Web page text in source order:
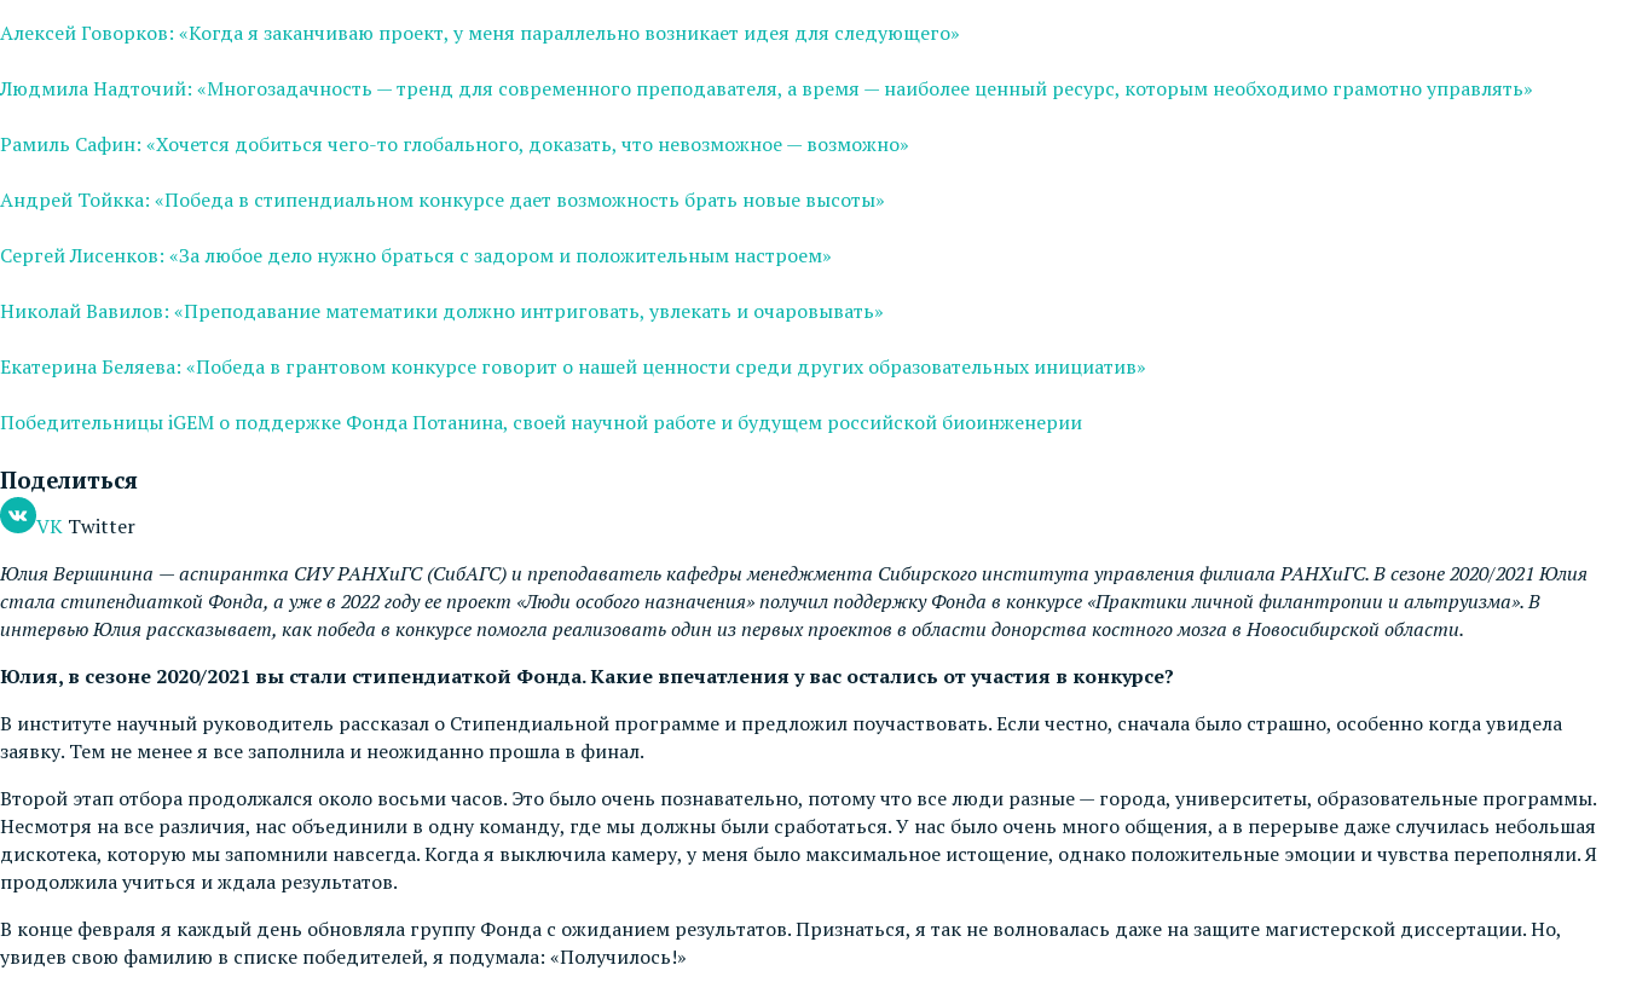
Алексей Говорков: «Когда я заканчиваю проект, у меня параллельно возникает идея для следующего»
Людмила Надточий: «Многозадачность — тренд для современного преподавателя, а время — наиболее ценный ресурс, которым необходимо грамотно управлять»
Рамиль Сафин: «Хочется добиться чего-то глобального, доказать, что невозможное — возможно»
Андрей Тойкка: «Победа в cтипендиальном конкурсе дает возможность брать новые высоты»
Сергей Лисенков: «За любое дело нужно браться с задором и положительным настроем»
Николай Вавилов: «Преподавание математики должно интриговать, увлекать и очаровывать»
Екатерина Беляева: «Победа в грантовом конкурсе говорит о нашей ценности среди других образовательных инициатив»
Победительницы iGEM о поддержке Фонда Потанина, своей научной работе и будущем российской биоинженерии
Поделиться
VK Twitter
Юлия Вершинина —аспирантка СИУ РАНХиГС (СибАГС) и преподаватель кафедры менеджмента Сибирского института управления филиала РАНХиГС. В сезоне 2020/2021 Юлия
стала стипендиаткой Фонда, а уже в 2022 году ее проект «Люди особого назначения» получил поддержку Фонда в конкурсе «Практики личной филантропии и альтруизма». В
интервью Юлия рассказывает, как победа в конкурсе помогла реализовать один из первых проектов в области донорства костного мозга в Новосибирской области.
Юлия, в сезоне 2020/2021 вы стали стипендиаткой Фонда. Какие впечатления у вас остались от участия в конкурсе?
В институте научный руководитель рассказал о Стипендиальной программе и предложил поучаствовать. Если честно, сначала было страшно, особенно когда увидела
заявку. Тем не менее я все заполнила и неожиданно прошла в финал.
Второй этап отбора продолжался около восьми часов. Это было очень познавательно, потому что все люди разные — города, университеты, образовательные программы.
Несмотря на все различия, нас объединили в одну команду, где мы должны были сработаться. У нас было очень много общения, а в перерыве даже случилась небольшая
дискотека, которую мы запомнили навсегда. Когда я выключила камеру, у меня было максимальное истощение, однако положительные эмоции и чувства переполняли. Я
продолжила учиться и ждала результатов.
В конце февраля я каждый день обновляла группу Фонда с ожиданием результатов. Признаться, я так не волновалась даже на защите магистерской диссертации. Но,
увидев свою фамилию в списке победителей, я подумала: «Получилось!»